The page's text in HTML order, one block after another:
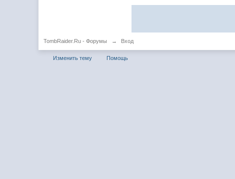
TombRaider.Ru - Форумы → Вход
Изменить тему Помощь